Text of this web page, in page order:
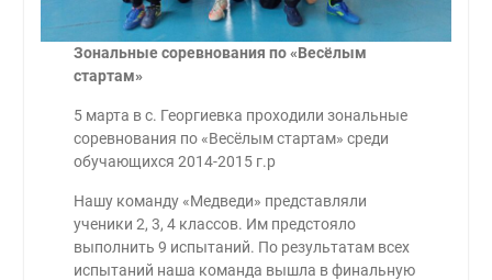
Зональные соревнования по «Весёлым
стартам»
5 марта в с. Георгиевка проходили зональные
соревнования по «Весёлым стартам» среди
обучающихся 2014-2015 г.р
Нашу команду «Медведи» представляли
ученики 2, 3, 4 классов. Им предстояло
выполнить 9 испытаний. По результатам всех
испытаний наша команда вышла в финальную